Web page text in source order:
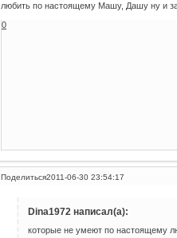
любить по настоящему Машу, Дашу ну и
0
Поделиться2011-06-30 23:54:17
Dina1972 написал(а):
которые не умеют по настоящему